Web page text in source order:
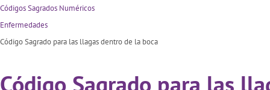
Códigos Sagrados Numéricos
Enfermedades
Código Sagrado para las llagas dentro de la boca
Código Sagrado para las